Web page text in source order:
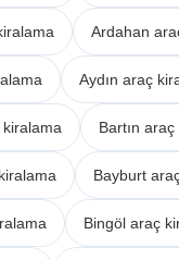
Ardahan
Aydın araç
kiralama Bartın
Bayburt
Bingöl araç